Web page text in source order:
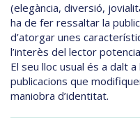
(elegància, diversió,
ha de fer ressaltar la
d’atorgar unes
l’interès del lector
El seu lloc usual és a dalt
publicacions que
maniobra d’identitat.